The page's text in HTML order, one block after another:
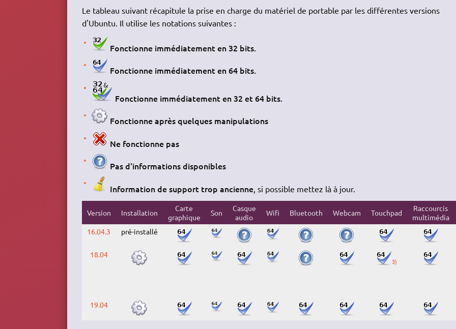
Le tableau suivant récapitule la prise en charge du matériel de portable par les différentes versions
d'Ubuntu. Il utilise les notations suivantes :
Fonctionne immédiatement en 32 bits.
Fonctionne immédiatement en 64 bits.
Fonctionne immédiatement en 32 et 64 bits.
Fonctionne après quelques manipulations
Ne fonctionne pas
Pas d'informations disponibles
Information de support trop ancienne , si possible mettez là à jour.
Version Installation
Carte
graphique
Son
Casque
audio
Wifi Bluetooth Webcam Touchpad
Raccourcis
multimédia
16.04.3
pré-installé
18.04
3)
19.04